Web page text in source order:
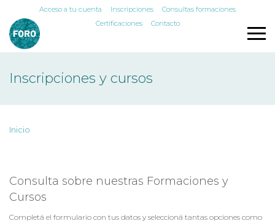
Acceso a tu cuenta Inscripciones
Consultas formaciones
Certificaciones
Contacto
Inscripciones y cursos
Inicio
Consulta sobre nuestras Formaciones y
Cursos
Completá el formulario con tus datos y seleccioná tantas opciones como